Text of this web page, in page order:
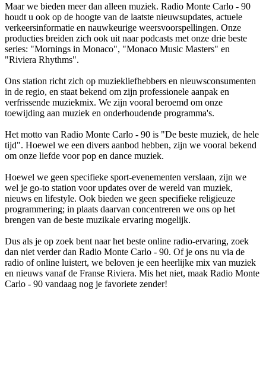
Maar we bieden meer dan alleen muziek. Radio Monte Carlo - 90
houdt u ook op de hoogte van de laatste nieuwsupdates, actuele
verkeersinformatie en nauwkeurige weersvoorspellingen. Onze
producties breiden zich ook uit naar podcasts met onze drie beste
series: "Mornings in Monaco", "Monaco Music Masters" en
"Riviera Rhythms".
Ons station richt zich op muziekliefhebbers en nieuwsconsumenten
in de regio, en staat bekend om zijn professionele aanpak en
verfrissende muziekmix. We zijn vooral beroemd om onze
toewijding aan muziek en onderhoudende programma's.
Het motto van Radio Monte Carlo - 90 is "De beste muziek, de hele
tijd". Hoewel we een divers aanbod hebben, zijn we vooral bekend
om onze liefde voor pop en dance muziek.
Hoewel we geen specifieke sport-evenementen verslaan, zijn we
wel je go-to station voor updates over de wereld van muziek,
nieuws en lifestyle. Ook bieden we geen specifieke religieuze
programmering; in plaats daarvan concentreren we ons op het
brengen van de beste muzikale ervaring mogelijk.
Dus als je op zoek bent naar het beste online radio-ervaring, zoek
dan niet verder dan Radio Monte Carlo - 90. Of je ons nu via de
radio of online luistert, we beloven je een heerlijke mix van muziek
en nieuws vanaf de Franse Riviera. Mis het niet, maak Radio Monte
Carlo - 90 vandaag nog je favoriete zender!